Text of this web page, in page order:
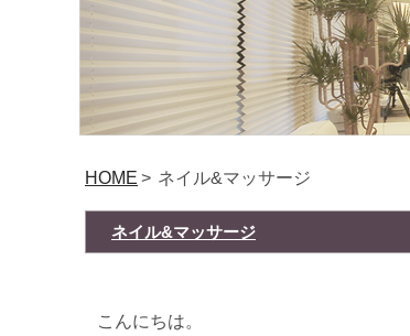
HOME > ネイル&マッサージ
ネイル&マッサージ
こんにちは。